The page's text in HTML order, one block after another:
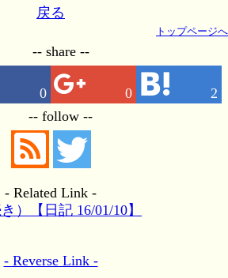
戻る
トップページへ
-- share --
0 0 2
-- follow --
- Related Link -
）【日記 16/01/10】
- Reverse Link -